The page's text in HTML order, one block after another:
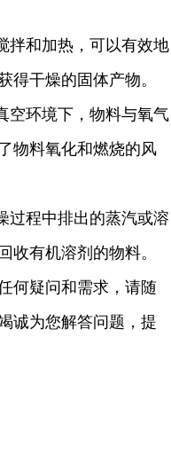
拌和加热，可以有效地
得干燥的固体产物。
空环境下，物料与氧气
物料氧化和燃烧的风
过程中排出的蒸汽或溶
收有机溶剂的物料。
何疑问和需求，请随
诚为您解答问题，提